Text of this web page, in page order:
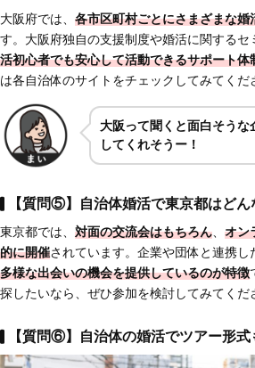
大阪府では、 各市区町村ごとにさまざまな婚
す。大阪府独自の支援制度や婚活に関するセ
活初心者でも安心して活動できるサポート体
は各自治体のサイトをチェックしてみてくだ
大阪って聞くと面白そう
してくれそうー！
【質問⑤】自治体婚活で東京都はどん
東京都では、 対面の交流会はもちろん
オン
的に開催されています。企業や団体と連携し
多様な出会いの機会を提供しているのが特徴
探したいなら、ぜひ参加を検討してみてくだ
【質問⑥】自治体の婚活でツアー形式